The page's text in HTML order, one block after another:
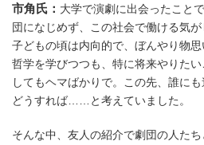
市角氏： 大学で演劇に出会ったこと
団になじめず、この社会で働ける気が
子どもの頃は内向的で、ぼんやり物
哲学を学びつつも、特に将来やりた
してもヘマばかりで。この先、誰に
どうすれば……と考えていました。
そんな中、友人の紹介で劇団の人た